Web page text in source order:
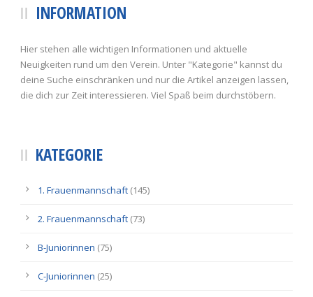
INFORMATION
Hier stehen alle wichtigen Informationen und aktuelle
Neuigkeiten rund um den Verein. Unter "Kategorie" kannst du
deine Suche einschränken und nur die Artikel anzeigen lassen,
die dich zur Zeit interessieren. Viel Spaß beim durchstöbern.
KATEGORIE
1. Frauenmannschaft (145)
2. Frauenmannschaft (73)
B-Juniorinnen (75)
C-Juniorinnen (25)